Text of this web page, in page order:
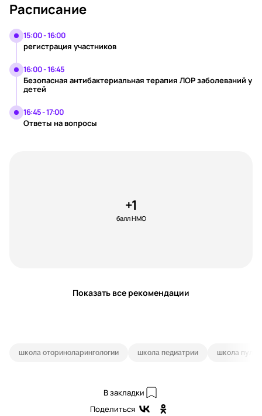
Расписание
15:00 - 16:00
регистрация участников
16:00 - 16:45
Безопасная антибактериальная терапия ЛОР заболеваний у
детей
16:45 - 17:00
Ответы на вопросы
+1
балл НМО
Показать все рекомендации
школа оториноларингологии школа педиатрии школа
В закладки
Поделиться